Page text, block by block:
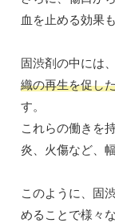
血を止める効果
固渋剤の中には
織の再生を促し
す。
これらの働きを
炎、火傷など、
このように、固
めることで様々